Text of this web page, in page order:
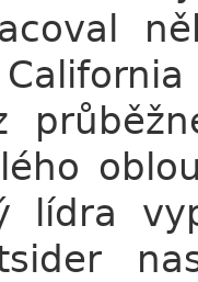
lídra